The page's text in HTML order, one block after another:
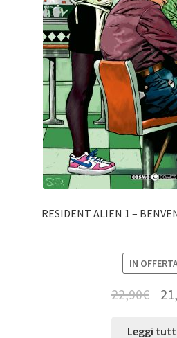
RESIDENT ALIEN 1 –
IN
22,90€
Leggi